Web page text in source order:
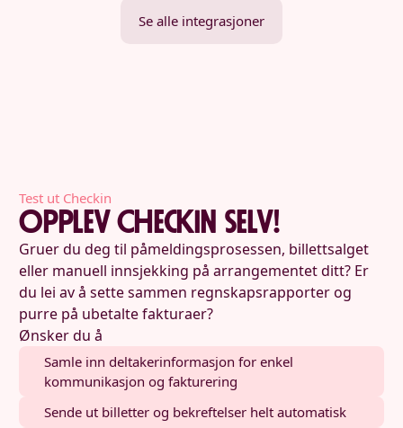
Se alle integrasjoner
Test ut Checkin
Opplev Checkin selv!
Gruer du deg til påmeldingsprosessen, billettsalget
eller manuell innsjekking på arrangementet ditt? Er
du lei av å sette sammen regnskapsrapporter og
purre på ubetalte fakturaer?
Ønsker du å
Samle inn deltakerinformasjon for enkel
kommunikasjon og fakturering
Sende ut billetter og bekreftelser helt automatisk